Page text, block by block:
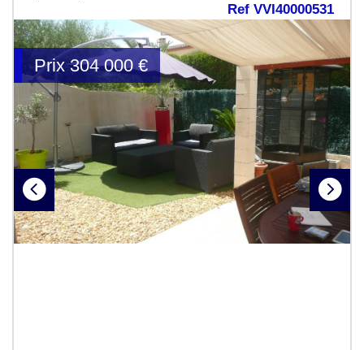
Ref VVI40000531
Prix 304 000 €